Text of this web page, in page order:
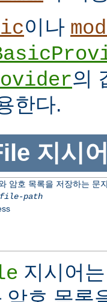
이나
의
한다.
지시
암호 목록을 저장하는 문
file-path
지시어